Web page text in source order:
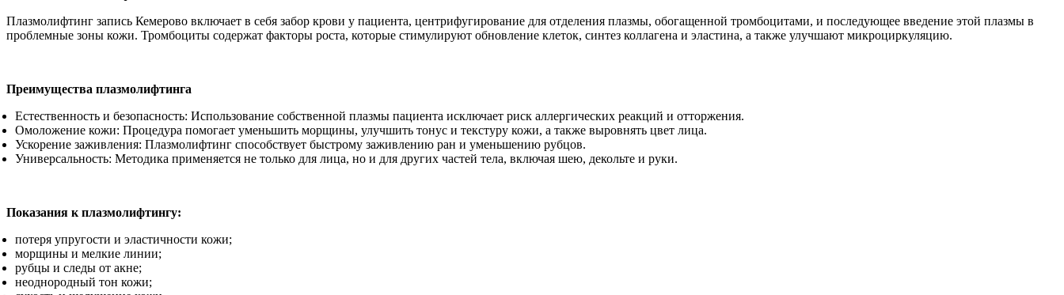
Плазмолифтинг запись Кемерово включает в себя забор крови у пациента, центрифугирование для отделения плазмы, обогащенной тромбоцитами, и последующее введение этой плазмы в
проблемные зоны кожи. Тромбоциты содержат факторы роста, которые стимулируют обновление клеток, синтез коллагена и эластина, а также улучшают микроциркуляцию.
Преимущества плазмолифтинга
Естественность и безопасность: Использование собственной плазмы пациента исключает риск аллергических реакций и отторжения.
Омоложение кожи: Процедура помогает уменьшить морщины, улучшить тонус и текстуру кожи, а также выровнять цвет лица.
Ускорение заживления: Плазмолифтинг способствует быстрому заживлению ран и уменьшению рубцов.
Универсальность: Методика применяется не только для лица, но и для других частей тела, включая шею, декольте и руки.
Показания к плазмолифтингу:
потеря упругости и эластичности кожи;
морщины и мелкие линии;
рубцы и следы от акне;
неоднородный тон кожи;